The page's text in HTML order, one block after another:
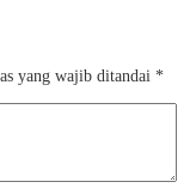
yang wajib ditandai *